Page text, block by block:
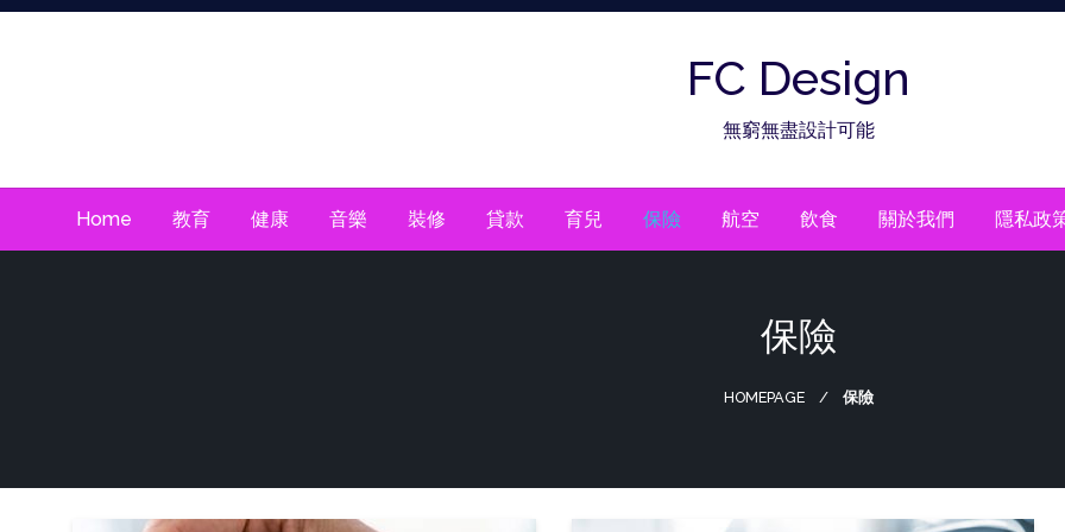
Skip
FC Design
無窮無盡設計可能
Home 教育 健康 音樂 裝修 貸款 育兒 保險 航空 飲食 關於我們 隱私政
保險
HOMEPAGE 保險